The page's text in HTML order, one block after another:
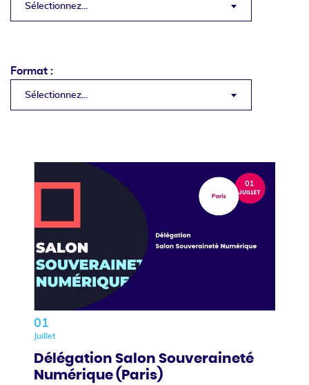
Sélectionnez...
Format :
Sélectionnez...
01
Juillet
Délégation Salon Souveraineté
Numérique (Paris)